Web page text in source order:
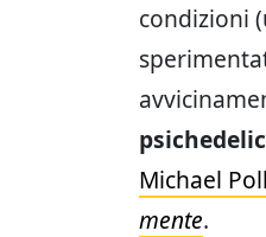
condizioni
Michael
mente.